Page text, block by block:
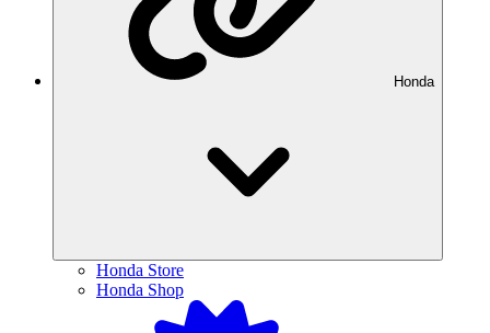
Honda
Honda Store
Honda Shop